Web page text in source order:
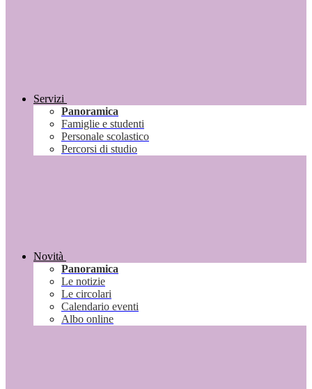
Servizi
Panoramica
Famiglie e studenti
Personale scolastico
Percorsi di studio
Novità
Panoramica
Le notizie
Le circolari
Calendario eventi
Albo online